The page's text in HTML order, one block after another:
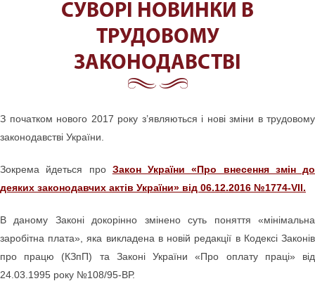
СУВОРІ НОВИНКИ В
ТРУДОВОМУ
ЗАКОНОДАВСТВІ
З початком нового 2017 року з’являються і нові зміни в трудовому
законодавстві України.
Зокрема йдеться про Закон України «Про внесення змін до
деяких законодавчих актів України» від 06.12.2016 №1774-VII.
В даному Законі докорінно змінено суть поняття «мінімальна
заробітна плата», яка викладена в новій редакції в Кодексі Законів
про працю (КЗпП) та Законі України «Про оплату праці» від
24.03.1995 року №108/95-ВР.